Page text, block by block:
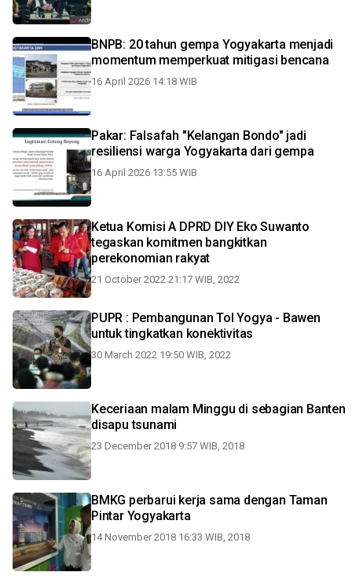
BNPB: 20 tahun gempa Yogyakarta menjadi
momentum memperkuat mitigasi bencana
16 April 2026 14:18 WIB
Pakar: Falsafah "Kelangan Bondo" jadi
resiliensi warga Yogyakarta dari gempa
16 April 2026 13:55 WIB
Ketua Komisi A DPRD DIY Eko Suwanto
tegaskan komitmen bangkitkan
perekonomian rakyat
21 October 2022 21:17 WIB, 2022
PUPR : Pembangunan Tol Yogya - Bawen
untuk tingkatkan konektivitas
30 March 2022 19:50 WIB, 2022
Keceriaan malam Minggu di sebagian Banten
disapu tsunami
23 December 2018 9:57 WIB, 2018
BMKG perbarui kerja sama dengan Taman
Pintar Yogyakarta
14 November 2018 16:33 WIB, 2018